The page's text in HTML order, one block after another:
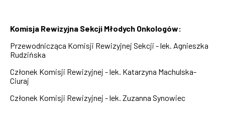
Komisja Rewizyjna Sekcji Młodych Onkologów:
Przewodnicząca Komisji Rewizyjnej Sekcji - lek. Agnieszka
Rudzińska
Członek Komisji Rewizyjnej - lek. Katarzyna Machulska-
Ciuraj
Członek Komisji Rewizyjnej - lek. Zuzanna Synowiec